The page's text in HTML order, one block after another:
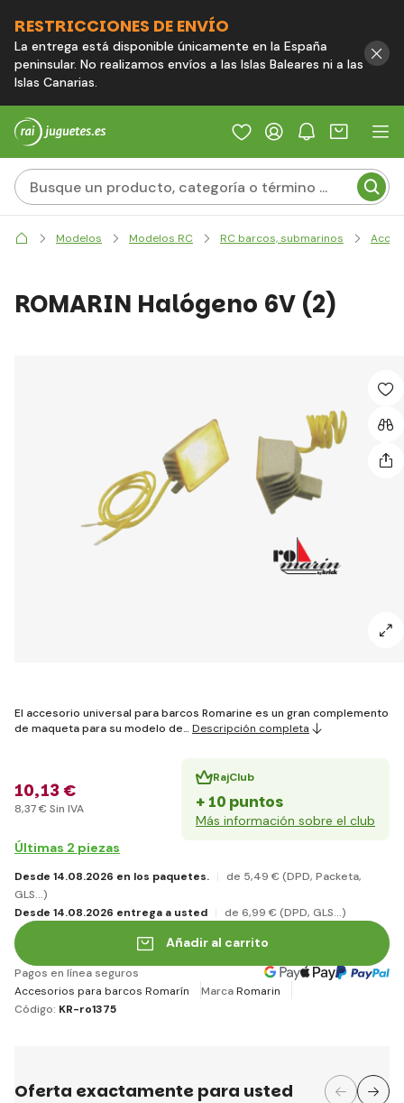
RESTRICCIONES DE ENVÍO
La entrega está disponible únicamente en la España
peninsular. No realizamos envíos a las Islas Baleares ni a las
Islas Canarias.
Modelos Modelos RC RC barcos, submarinos
ROMARIN Halógeno 6V (2)
El accesorio universal para barcos Romarine es un gran complemento
de maqueta para su modelo de… Descripción completa
10,13 €
8,37 € Sin IVA
RajClub
+ 10 puntos
Más información sobre el club
Últimas 2 piezas
Desde 14.08.2026 en los paquetes. de 5,49 € (DPD, Packeta,
GLS...)
Desde 14.08.2026 entrega a usted
de 6,99 € (DPD, GLS...)
Añadir al carrito
Pagos en línea seguros
Accesorios para barcos Romarín
MarcaRomarin
Código: KR-ro1375
Oferta exactamente para usted